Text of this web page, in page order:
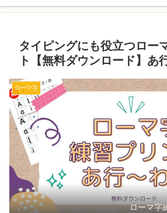
タイピングにも役立つロー
ト【無料ダウンロード】あ
ローマ字
ローマ字